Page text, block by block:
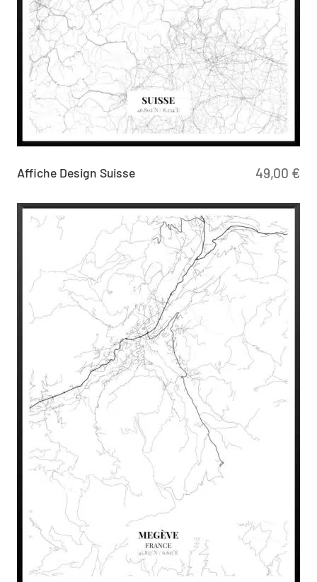
49,00 €
Affiche Design Suisse